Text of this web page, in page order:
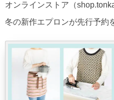
オンラインストア（
冬の新作エプロンが先行予約